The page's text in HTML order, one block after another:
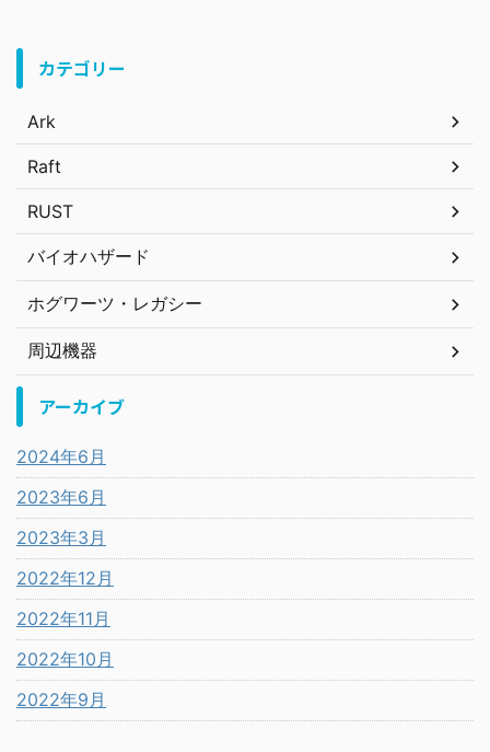
カテゴリー
Ark
Raft
RUST
バイオハザード
ホグワーツ・レガシー
周辺機器
アーカイブ
2024年6月
2023年6月
2023年3月
2022年12月
2022年11月
2022年10月
2022年9月